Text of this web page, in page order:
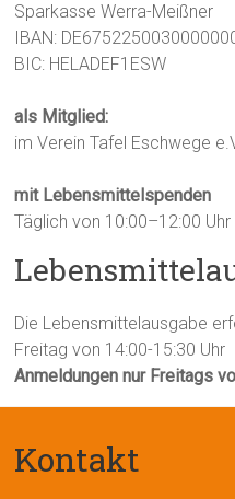
Sparkasse Werra-Meißner
IBAN:
BIC: HELADEF1ESW
als Mitglied:
im Verein Tafel Eschwege
mit Lebensmittelspenden
Täglich von 10:00–12:00 Uhr
Die Lebensmittelausgabe
Freitag von 14:00-15:30 Uhr
Anmeldungen nur Freitags
Kontakt